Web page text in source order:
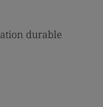
durable